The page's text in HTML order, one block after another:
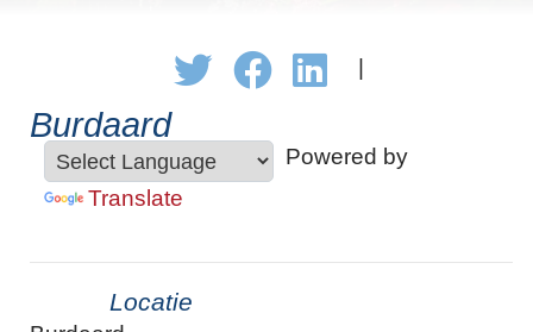
Burdaard
Powered by
Translate
Locatie